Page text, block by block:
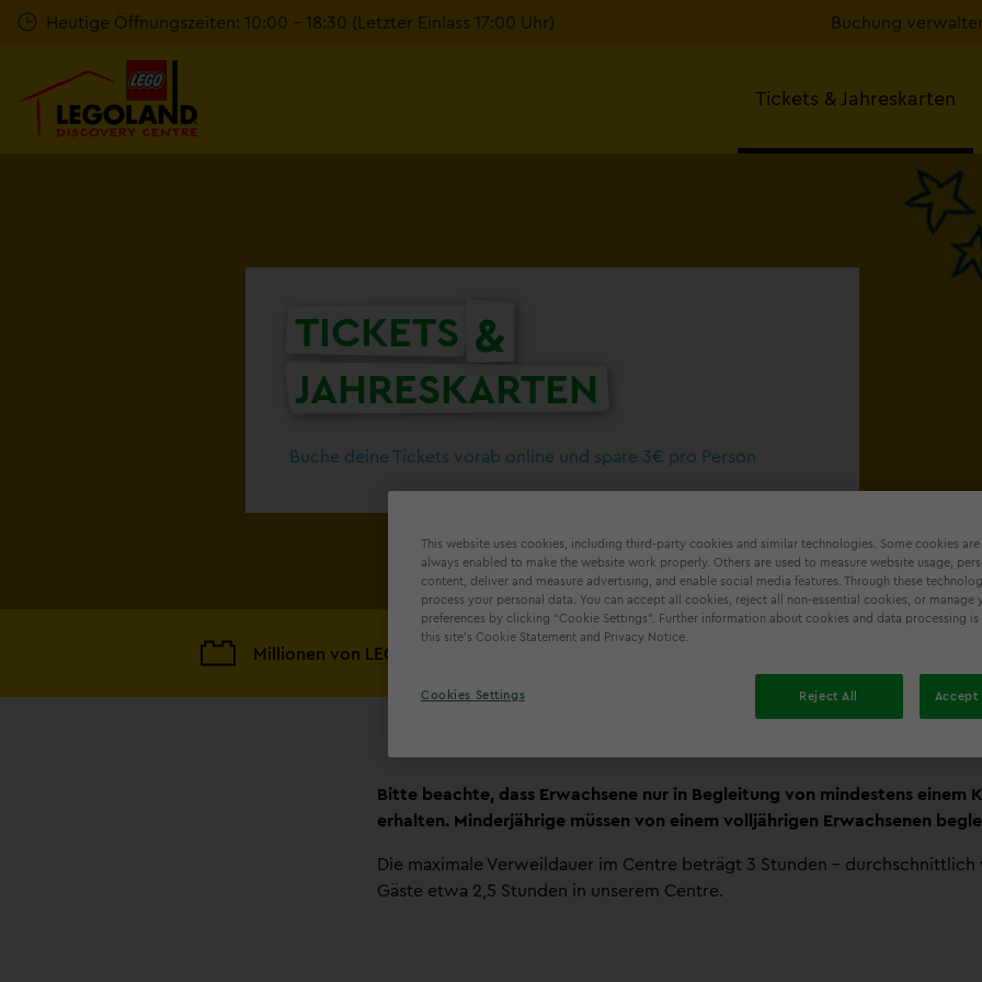
Zum Heutige Öffnungszeiten: 10:00 - 18:30 (Letzter Einlass 17:00 Uhr) Buchung
Tickets & Jahreskarten
TICKETS &
JAHRESKARTEN
Buche deine Tickets vorab online und spare 3€ pro Person
Millionen von LEGO Steine
Bitte beachte, dass Erwachsene nur in Begleitung von mindestens einem
erhalten. Minderjährige müssen von einem volljährigen Erwachsenen
Die maximale Verweildauer im Centre beträgt 3 Stunden - durchschnittlich
Gäste etwa 2,5 Stunden in unserem Centre.
This website uses cookies, including third-party cookies and similar technologies. Some cookies are
always enabled to make the website work properly. Others are used to measure website usage,
content, deliver and measure advertising, and enable social media features. Through these
process your personal data. You can accept all cookies, reject all non-essential cookies, or manage
preferences by clicking “Cookie Settings”. Further information about cookies and data processing is
this site’s Cookie Statement and Privacy Notice.
Reject All Accept
Cookies Settings